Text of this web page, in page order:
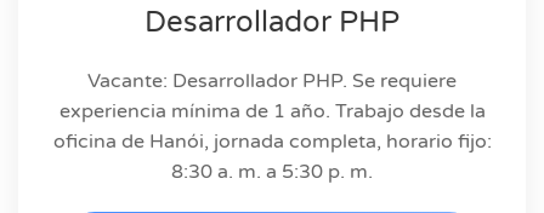
Desarrollador PHP
Vacante: Desarrollador PHP. Se requiere
experiencia mínima de 1 año. Trabajo desde la
oficina de Hanói, jornada completa, horario fijo:
8:30 a. m. a 5:30 p. m.